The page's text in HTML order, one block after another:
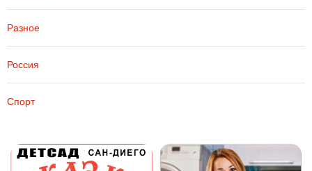
Разное
Россия
Спорт